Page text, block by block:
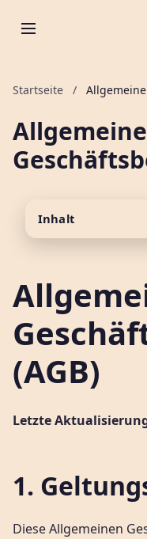
Startseite /
Allgemeine
Inhalt
(AGB)
Letzte
1.
Diese Allgemeinen